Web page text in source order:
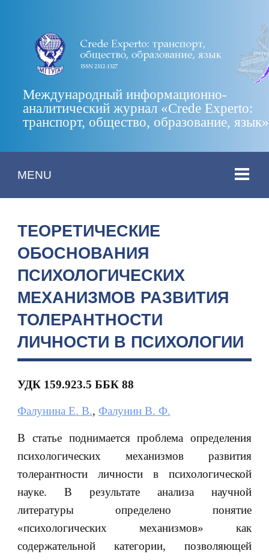
Международный информационно-
аналитический журнал «Crede Experto:
транспорт, общество, образование, язык»
MENU
ТЕОРЕТИЧЕСКИЕ
ОБОСНОВАНИЯ
ПСИХОЛОГИЧЕСКИХ
МЕХАНИЗМОВ РАЗВИТИЯ
ТОЛЕРАНТНОСТИ
ЛИЧНОСТИ В ПСИХОЛОГИИ
УДК 159.923.5 ББК 88
Фалунина Е. В., Фалунин В. Ф.
В статье поднимается проблема определения
психологических механизмов развития
толерантности личности в психологической
науке. В результате анализа научной
литературы определено понятие
«психологических механизмов» как
содержательной категории, позволяющей